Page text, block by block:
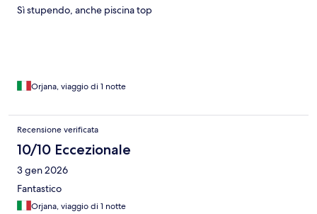
Sì stupendo, anche piscina top
Orjana, viaggio di 1 notte
Recensione verificata
10/10 Eccezionale
3 gen 2026
Fantastico
Orjana, viaggio di 1 notte